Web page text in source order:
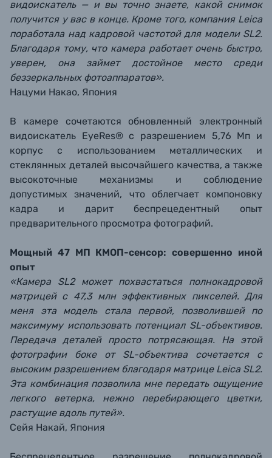
видоискатель — и вы точно знаете, какой снимок
получится у вас в конце. Кроме того, компания Leica
поработала над кадровой частотой для модели SL2.
Благодаря тому, что камера работает очень быстро,
уверен, она займет достойное место среди
беззеркальных фотоаппаратов».
Нацуми Накао, Япония
В камере сочетаются обновленный электронный
видоискатель EyeRes® с разрешением 5,76 Мп и
корпус с использованием металлических и
стеклянных деталей высочайшего качества, а также
высокоточные механизмы и соблюдение
допустимых значений, что облегчает компоновку
кадра и дарит беспрецедентный опыт
предварительного просмотра фотографий.
Мощный 47 МП КМОП-сенсор: совершенно иной
опыт
«Камера SL2 может похвастаться полнокадровой
матрицей с 47,3 млн эффективных пикселей. Для
меня эта модель стала первой, позволившей по
максимуму использовать потенциал SL-объективов.
Передача деталей просто потрясающая. На этой
фотографии боке от SL-объектива сочетается с
высоким разрешением благодаря матрице Leica SL2.
Эта комбинация позволила мне передать ощущение
легкого ветерка, нежно перебирающего цветки,
растущие вдоль путей».
Сейя Накай, Япония